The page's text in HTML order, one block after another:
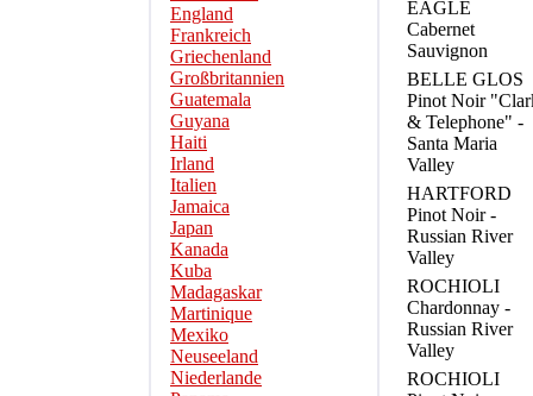
England
Frankreich
Griechenland
Großbritannien
Guatemala
Guyana
Haiti
Irland
Italien
Jamaica
Japan
Kanada
Kuba
Madagaskar
Martinique
Mexiko
Neuseeland
Niederlande
EAGLE
Cabernet
Sauvignon
BELLE GLOS
Pinot Noir
& Telephone" -
Santa Maria
Valley
HARTFORD
Pinot Noir -
Russian River
Valley
ROCHIOLI
Chardonnay -
Russian River
Valley
ROCHIOLI